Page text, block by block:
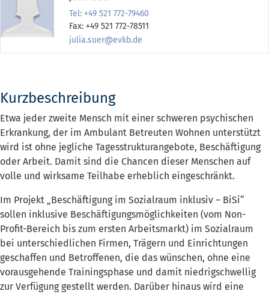
Tel: +49 521 772-79460
Fax: +49 521 772-78511
julia.suer@evkb.de
Kurzbeschreibung
Etwa jeder zweite Mensch mit einer schweren psychischen
Erkrankung, der im Ambulant Betreuten Wohnen unterstützt
wird ist ohne jegliche Tagesstrukturangebote, Beschäftigung
oder Arbeit. Damit sind die Chancen dieser Menschen auf
volle und wirksame Teilhabe erheblich eingeschränkt.
Im Projekt „Beschäftigung im Sozialraum inklusiv – BiSi“
sollen inklusive Beschäftigungsmöglichkeiten (vom Non-
Profit-Bereich bis zum ersten Arbeitsmarkt) im Sozialraum
bei unterschiedlichen Firmen, Trägern und Einrichtungen
geschaffen und Betroffenen, die das wünschen, ohne eine
vorausgehende Trainingsphase und damit niedrigschwellig
zur Verfügung gestellt werden. Darüber hinaus wird eine